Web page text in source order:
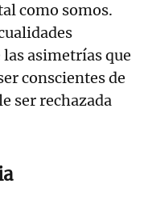
como somos.
asimetrías que
conscientes de
ser rechazada